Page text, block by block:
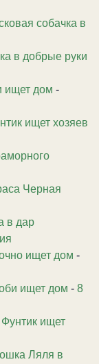
собачка в
в добрые руки
ищет дом -
ищет хозяев
Черная
в дар
ищет дом -
ищет дом - 8
ищет
Ляля в